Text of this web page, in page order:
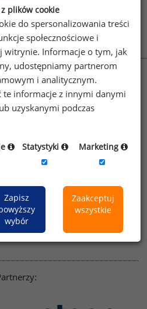
Zobacz więcej haseł
kfw.sedlak.pl
raportyplacowe.pl
Polityka
prywatności
English version
plików cookie
do spersonalizowania treści
społecznościowe i
witrynie. Informacje o tym, jak
udostępniamy partnerom
i analitycznym.
te informacje z innymi danymi
uzyskanymi podczas
Statystyki Marketing
Zapisz
wybór
Zaakceptuj
wszystkie